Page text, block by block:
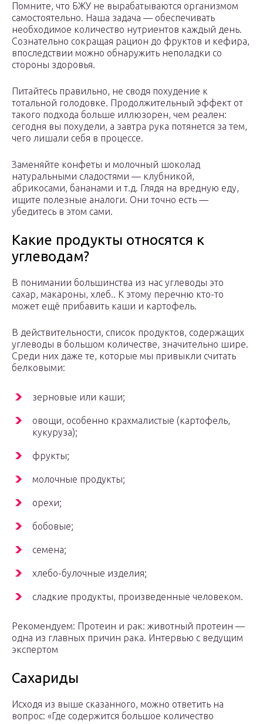
Помните, что БЖУ не вырабатываются организмом
самостоятельно. Наша задача — обеспечивать
необходимое количество нутриентов каждый день.
Сознательно сокращая рацион до фруктов и кефира,
впоследствии можно обнаружить неполадки со
стороны здоровья.
Питайтесь правильно, не сводя похудение к
тотальной голодовке. Продолжительный эффект от
такого подхода больше иллюзорен, чем реален:
сегодня вы похудели, а завтра рука потянется за тем,
чего лишали себя в процессе.
Заменяйте конфеты и молочный шоколад
натуральными сладостями — клубникой,
абрикосами, бананами и т.д. Глядя на вредную еду,
ищите полезные аналоги. Они точно есть —
убедитесь в этом сами.
Какие продукты относятся к
углеводам?
В понимании большинства из нас углеводы это
сахар, макароны, хлеб.. К этому перечню кто-то
может ещё прибавить каши и картофель.
В действительности, список продуктов, содержащих
углеводы в большом количестве, значительно шире.
Среди них даже те, которые мы привыкли считать
белковыми:
зерновые или каши;
овощи, особенно крахмалистые (картофель,
кукуруза);
фрукты;
молочные продукты;
орехи;
бобовые;
семена;
хлебо-булочные изделия;
сладкие продукты, произведенные человеком.
Рекомендуем: Протеин и рак: животный протеин —
одна из главных причин рака. Интервью с ведущим
экспертом
Сахариды
Исходя из выше сказанного, можно ответить на
вопрос: «Где содержится большое количество